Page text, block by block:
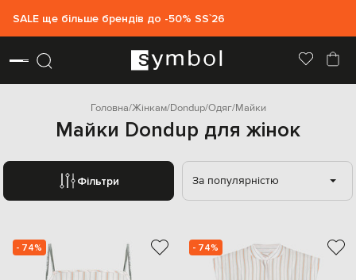
SALE ще більше брендів до -50% SS`26
Головна Жінкам Dondup Одяг Майки
Майки Dondup для жінок
Фільтри За популярністю
- 74% - 74%